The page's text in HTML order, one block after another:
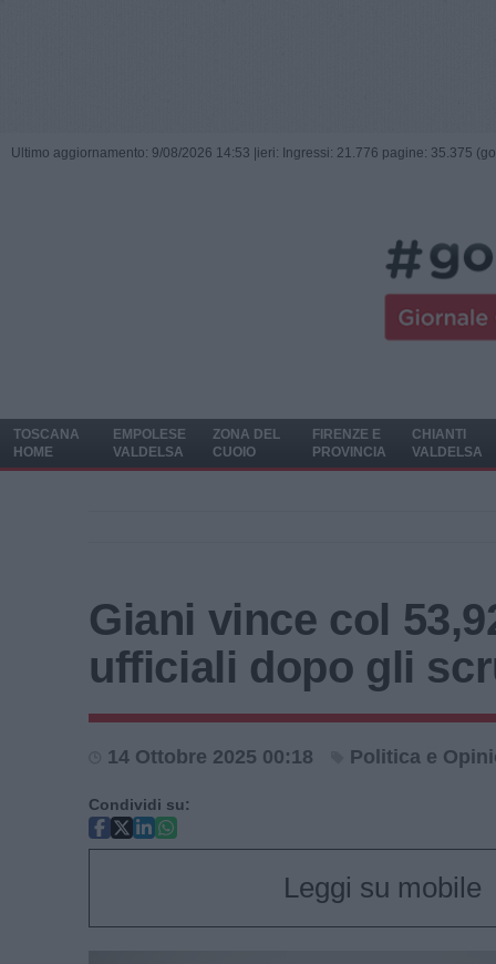
Ultimo aggiornamento: 9/08/2026 14:53 | ieri: Ingressi: 21.776 pagine: 35.375
TOSCANA
HOME
EMPOLESE
VALDELSA
ZONA DEL
CUOIO
FIRENZE E
PROVINCIA
CHIANTI
VALDELSA
Giani vince col
ufficiali dopo gli
14 Ottobre 2025 00:18 Politica e
Condividi su:
Leggi su mobile